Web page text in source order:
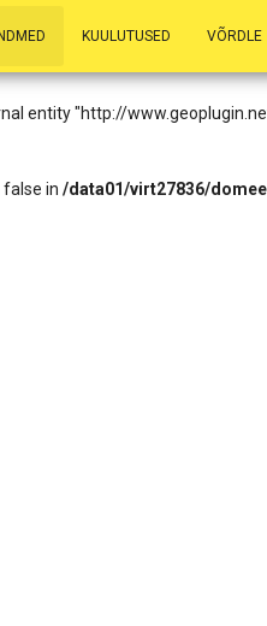
Failed to
entity "http://
in /data01/virt27836/
KUULUTUSED VÕRDLE